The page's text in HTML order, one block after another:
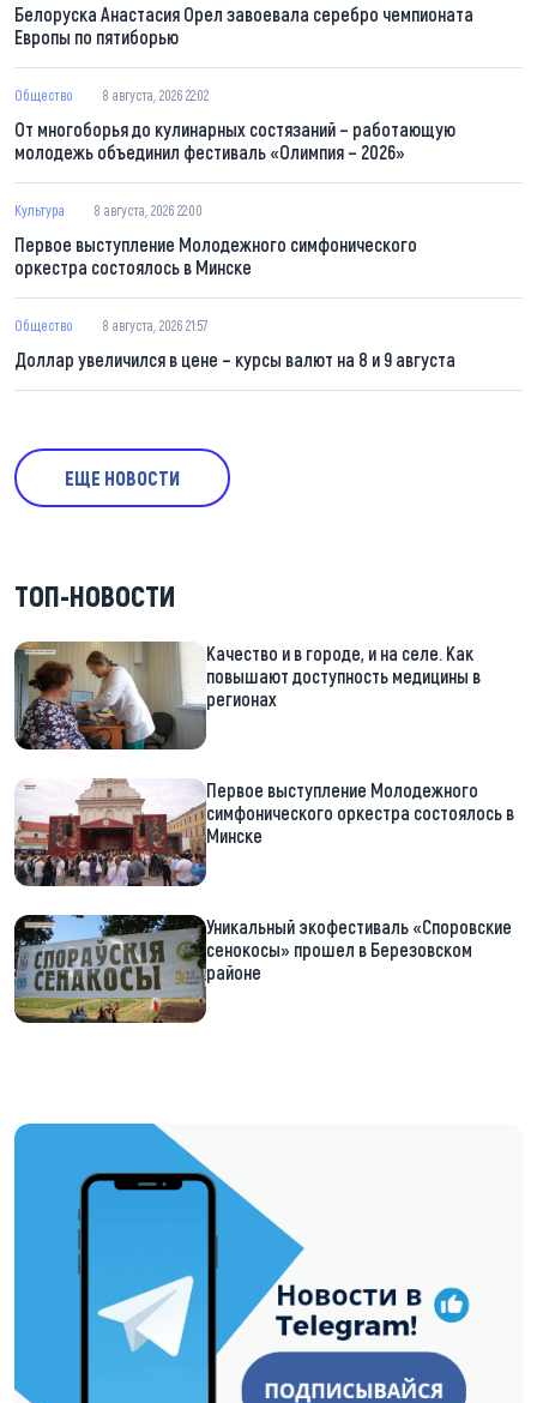
Белоруска Анастасия Орел завоевала серебро чемпионата
Европы по пятиборью
Общество 8 августа, 2026 22:02
От многоборья до кулинарных состязаний – работающую
молодежь объединил фестиваль «Олимпия – 2026»
Культура 8 августа, 2026 22:00
Первое выступление Молодежного симфонического
оркестра состоялось в Минске
Общество 8 августа, 2026 21:57
Доллар увеличился в цене – курсы валют на 8 и 9 августа
ЕЩЕ НОВОСТИ
ТОП-НОВОСТИ
Качество и в городе, и на селе. Как
повышают доступность медицины в
регионах
Первое выступление Молодежного
симфонического оркестра состоялось в
Минске
Уникальный экофестиваль «Споровские
сенокосы» прошел в Березовском
районе
https://t.me/minskctvby